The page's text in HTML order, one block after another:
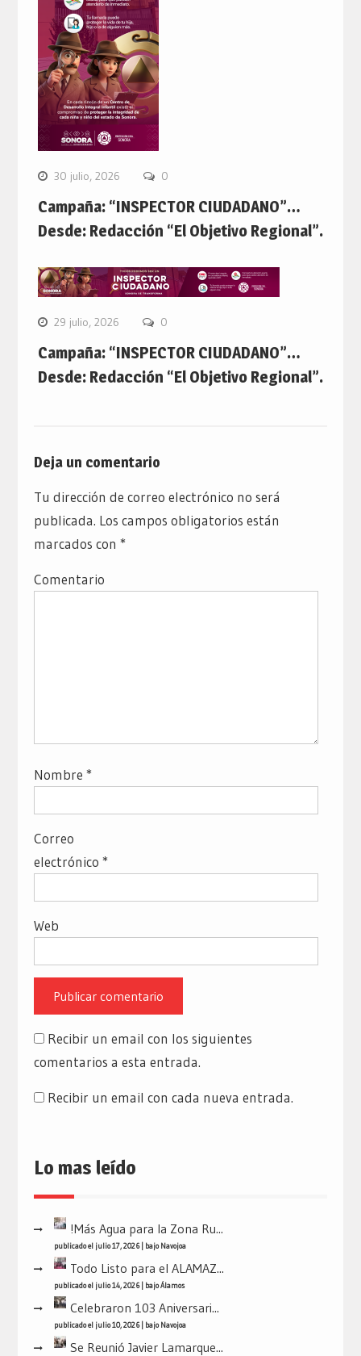
30 julio, 2026 0
Campaña: “INSPECTOR CIUDADANO”…
Desde: Redacción “El Objetivo Regional”.
29 julio, 2026 0
Campaña: “INSPECTOR CIUDADANO”…
Desde: Redacción “El Objetivo Regional”.
Deja un comentario
Tu dirección de correo electrónico no será
publicada. Los campos obligatorios están
marcados con *
Comentario
Nombre *
Correo
electrónico *
Web
Recibir un email con los siguientes
comentarios a esta entrada.
Recibir un email con cada nueva entrada.
Lo mas leído
!Más Agua para la Zona Ru...
publicado el julio 17, 2026| bajo Navojoa
Todo Listo para el ALAMAZ...
publicado el julio 14, 2026| bajoÁlamos
Celebraron 103 Aniversari...
publicado el julio 10, 2026| bajo Navojoa
Se Reunió Javier Lamarque...